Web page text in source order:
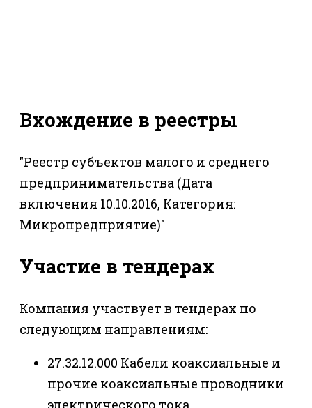
Вхождение в реестры
"Реестр субъектов малого и среднего
предпринимательства (Дата
включения 10.10.2016, Категория:
Микропредприятие)"
Участие в тендерах
Компания участвует в тендерах по
следующим направлениям:
27.32.12.000 Кабели коаксиальные и
прочие коаксиальные проводники
электрического тока